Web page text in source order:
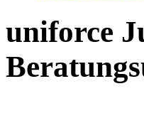
uniforce